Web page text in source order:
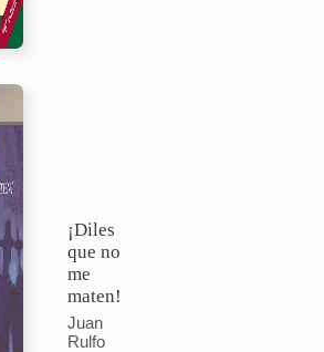
¡Diles
que no
me
maten!
Juan
Rulfo